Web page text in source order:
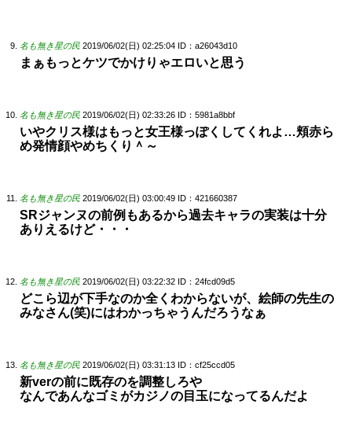
名も無き星の民 2019/06/02(日) 02:25:04 ID：a26043d10
まぁもっとケツでかけりゃエロいと思う
名も無き星の民 2019/06/02(日) 02:33:26 ID：5981a8bbf
いやクリス様はもっと女王様っぽくしてくれよ…頬赤ら
め発情顔やめちくり＾～
名も無き星の民 2019/06/02(日) 03:00:49 ID：421660387
SRジャンヌの前例もあるから過去キャラの実装は十分
ありえるけど・・・
名も無き星の民 2019/06/02(日) 03:22:32 ID：24fcd09d5
どこら辺が下手なのか全くわからないが、絵師の先生の
みなさん(笑)にはわかっちゃうんだろうなぁ
名も無き星の民 2019/06/02(日) 03:31:13 ID：cf25ccd05
新verの前に既存のを調整しろや
なんであんなゴミがカジノの目玉になってるんだよ